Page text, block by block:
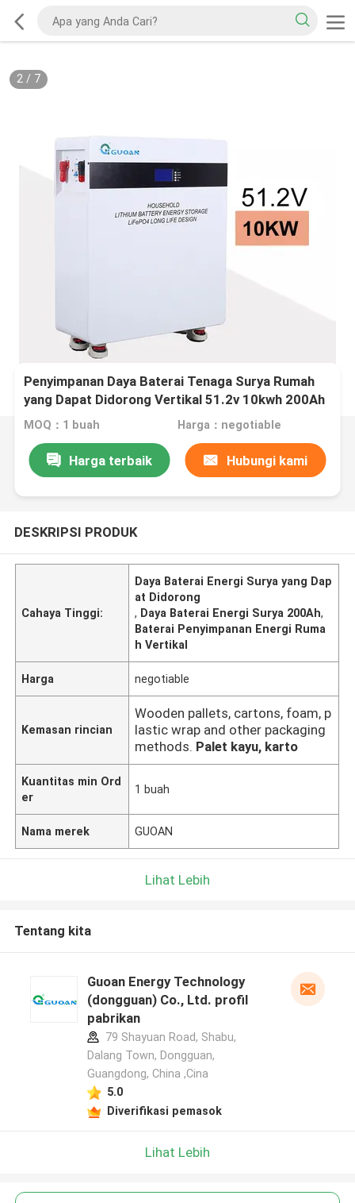
2/ 7
Penyimpanan Daya Baterai Tenaga Surya Rumah
yang Dapat Didorong Vertikal 51.2v 10kwh 200Ah
MOQ：1 buah Harga：negotiable
Harga terbaik Hubungi kami
DESKRIPSI PRODUK
Cahaya Tinggi:
Daya Baterai Energi Surya yang Dap
at Didorong
, Daya Baterai Energi Surya 200Ah,
Baterai Penyimpanan Energi Ruma
h Vertikal
Harga negotiable
Kemasan rincian
Wooden pallets, cartons, foam, p
lastic wrap and other packaging
methods. Palet kayu, karto
Kuantitas min Ord
er
1 buah
Nama merek GUOAN
Lihat Lebih
Tentang kita
Guoan Energy Technology
(dongguan) Co., Ltd. profil
pabrikan
79 Shayuan Road, Shabu,
Dalang Town, Dongguan,
Guangdong, China ,Cina
5.0
Diverifikasi pemasok
Lihat Lebih